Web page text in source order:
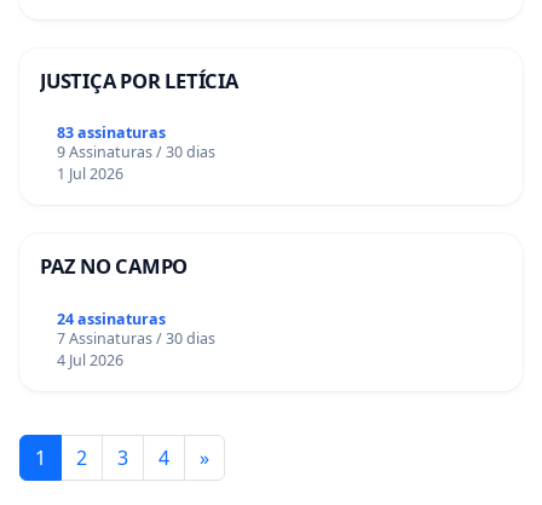
JUSTIÇA POR LETÍCIA
83 assinaturas
9 Assinaturas / 30 dias
1 Jul 2026
PAZ NO CAMPO
24 assinaturas
7 Assinaturas / 30 dias
4 Jul 2026
1 2 3 4 »